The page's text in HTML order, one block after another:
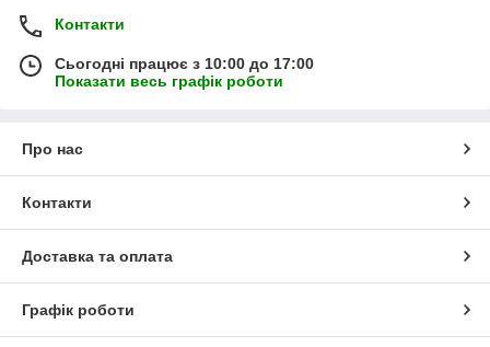
Контакти
Сьогодні працює з 10:00 до 17:00
Показати весь графік роботи
Про нас
Контакти
Доставка та оплата
Графік роботи